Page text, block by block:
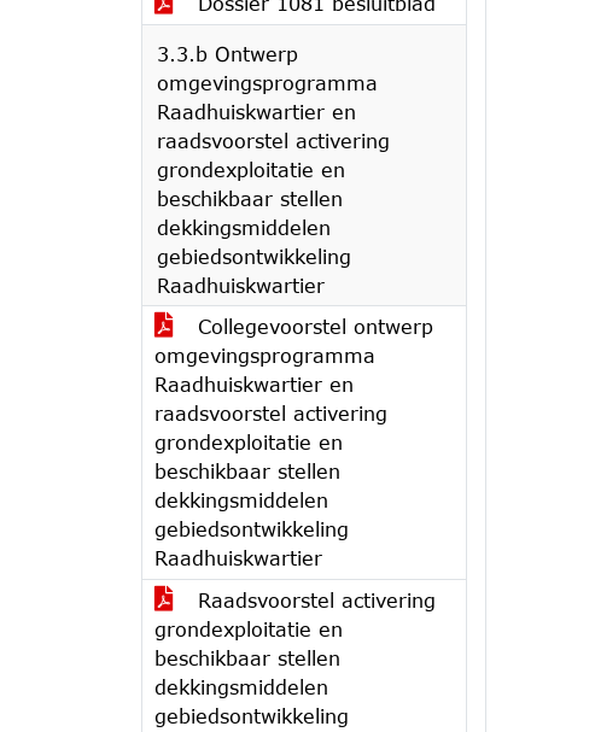
3.3.b Ontwerp
omgevingsprogramma
Raadhuiskwartier en
raadsvoorstel activering
grondexploitatie en
beschikbaar stellen
dekkingsmiddelen
gebiedsontwikkeling
Raadhuiskwartier
Collegevoorstel ontwerp
omgevingsprogramma
Raadhuiskwartier en
raadsvoorstel activering
grondexploitatie en
beschikbaar stellen
dekkingsmiddelen
gebiedsontwikkeling
Raadhuiskwartier
Raadsvoorstel activering
grondexploitatie en
beschikbaar stellen
dekkingsmiddelen
gebiedsontwikkeling